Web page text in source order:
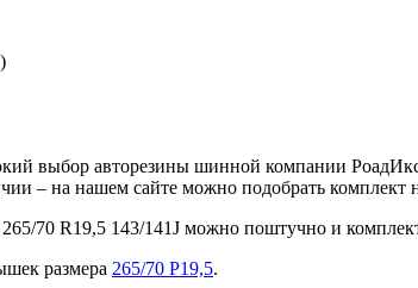
выбор авторезины шинной компании
– на нашем сайте можно подобрать
70 R19,5 143/141J можно поштучно и
размера 265/70 Р19,5.